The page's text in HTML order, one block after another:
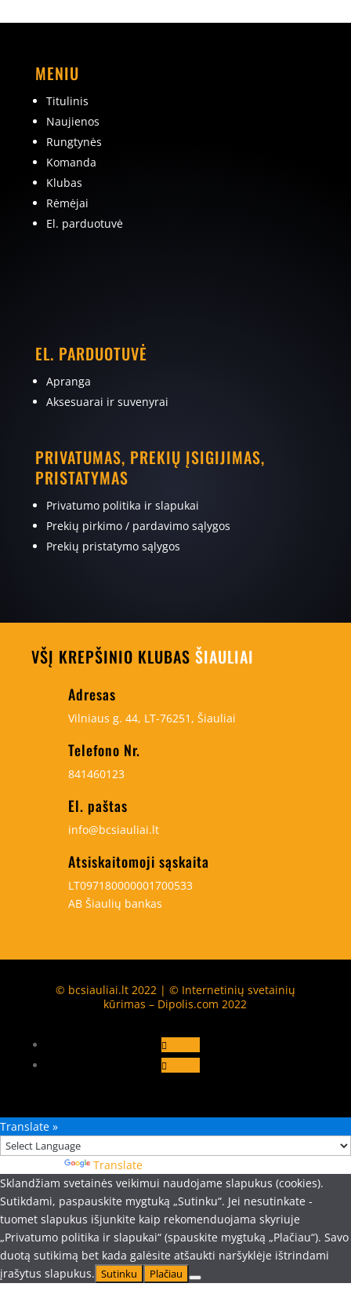
MENIU
Titulinis
Naujienos
Rungtynės
Komanda
Klubas
Rėmėjai
El. parduotuvė
EL. PARDUOTUVĖ
Apranga
Aksesuarai ir suvenyrai
PRIVATUMAS, PREKIŲ ĮSIGIJIMAS,
PRISTATYMAS
Privatumo politika ir slapukai
Prekių pirkimo / pardavimo sąlygos
Prekių pristatymo sąlygos
VŠĮ KREPŠINIO KLUBAS ŠIAULIAI
Adresas
Vilniaus g. 44, LT-76251, Šiauliai
Telefono Nr.
841460123
El. paštas
info@bcsiauliai.lt
Atsiskaitomoji sąskaita
LT097180000001700533
AB Šiaulių bankas
© bcsiauliai.lt 2022 | © Internetinių svetainių
kūrimas – Dipolis.com 2022
Translate »
Translate
Sklandžiam svetainės veikimui naudojame slapukus (cookies).
Sutikdami, paspauskite mygtuką „Sutinku“. Jei nesutinkate -
tuomet slapukus išjunkite kaip rekomenduojama skyriuje
„Privatumo politika ir slapukai“ (spauskite mygtuką „Plačiau“). Savo
duotą sutikimą bet kada galėsite atšaukti naršyklėje ištrindami
įrašytus slapukus. Sutinku Plačiau